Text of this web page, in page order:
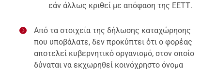
εάν άλλως κριθεί με απόφαση της ΕΕΤΤ.
Από τα στοιχεία της δήλωσης καταχώρησης
που υποβάλατε, δεν προκύπτει ότι ο φορέας
αποτελεί κυβερνητικό οργανισμό, στον οποίο
δύναται να εκχωρηθεί κοινόχρηστο όνομα